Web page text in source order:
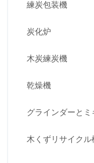
練炭包装機
炭化炉
木炭練炭機
乾燥機
グラインダーとミ
木くずリサイクル